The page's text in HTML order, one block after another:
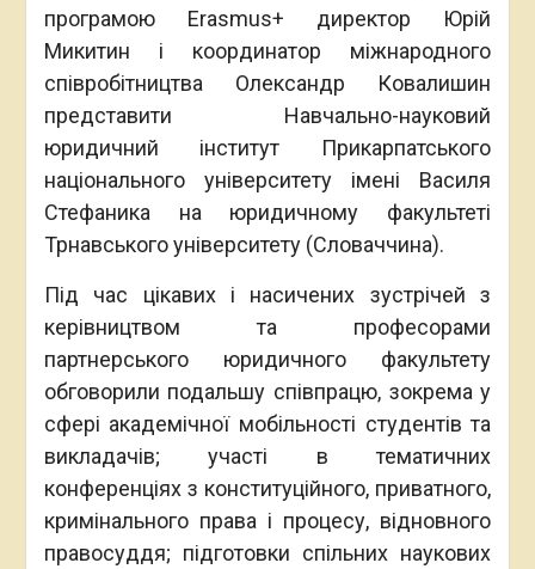
програмою Erasmus+ директор Юрій
Микитин і координатор міжнародного
співробітництва Олександр Ковалишин
представити Навчально-науковий
юридичний інститут Прикарпатського
національного університету імені Василя
Стефаника на юридичному факультеті
Трнавського університету (Словаччина).
Під час цікавих і насичених зустрічей з
керівництвом та професорами
партнерського юридичного факультету
обговорили подальшу співпрацю, зокрема у
сфері академічної мобільності студентів та
викладачів; участі в тематичних
конференціях з конституційного, приватного,
кримінального права і процесу, відновного
правосуддя; підготовки спільних наукових